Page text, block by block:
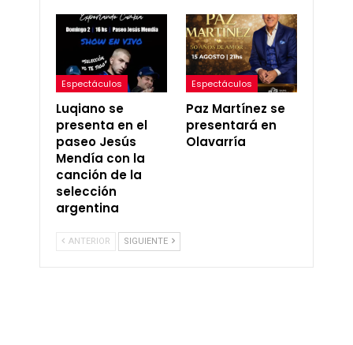
Espectáculos
Luqiano se
presenta en el
paseo Jesús
Mendía con la
canción de la
selección
argentina
Espectáculos
Paz Martínez se
presentará en
Olavarría
ANTERIOR SIGUIENTE